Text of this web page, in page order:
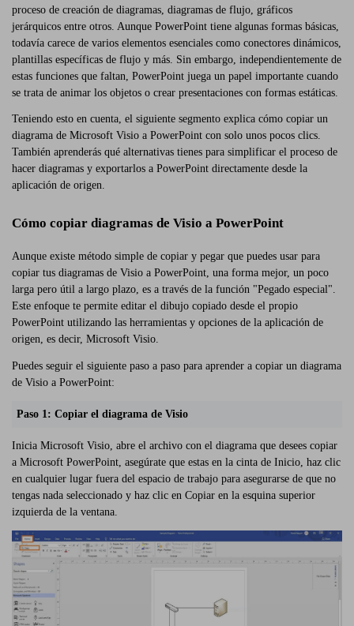
proceso de creación de diagramas, diagramas de flujo, gráficos
jerárquicos entre otros. Aunque PowerPoint tiene algunas formas básicas,
todavía carece de varios elementos esenciales como conectores dinámicos,
plantillas específicas de flujo y más. Sin embargo, independientemente de
estas funciones que faltan, PowerPoint juega un papel importante cuando
se trata de animar los objetos o crear presentaciones con formas estáticas.
Teniendo esto en cuenta, el siguiente segmento explica cómo copiar un
diagrama de Microsoft Visio a PowerPoint con solo unos pocos clics.
También aprenderás qué alternativas tienes para simplificar el proceso de
hacer diagramas y exportarlos a PowerPoint directamente desde la
aplicación de origen.
Cómo copiar diagramas de Visio a PowerPoint
Aunque existe método simple de copiar y pegar que puedes usar para
copiar tus diagramas de Visio a PowerPoint, una forma mejor, un poco
larga pero útil a largo plazo, es a través de la función "Pegado especial".
Este enfoque te permite editar el dibujo copiado desde el propio
PowerPoint utilizando las herramientas y opciones de la aplicación de
origen, es decir, Microsoft Visio.
Puedes seguir el siguiente paso a paso para aprender a copiar un diagrama
de Visio a PowerPoint:
Paso 1: Copiar el diagrama de Visio
Inicia Microsoft Visio, abre el archivo con el diagrama que desees copiar
a Microsoft PowerPoint, asegúrate que estas en la cinta de Inicio, haz clic
en cualquier lugar fuera del espacio de trabajo para asegurarse de que no
tengas nada seleccionado y haz clic en Copiar en la esquina superior
izquierda de la ventana.